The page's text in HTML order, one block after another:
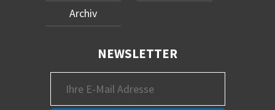
Archiv
NEWSLETTER